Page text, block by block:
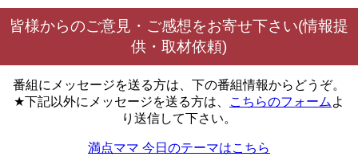
皆様からのご意見・ご感想をお寄せ下さい(情報提
供・取材依頼)
番組にメッセージを送る方は、下の番組情報からどうぞ。
★下記以外にメッセージを送る方は、
こちらのフォーム よ
り送信して下さい。
満点ママ 今日のテーマはこちら